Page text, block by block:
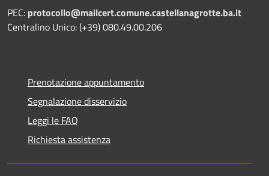
PEC: protocollo@mailcert.comune.castellanagrotte.ba.it
Centralino Unico: (+39) 080.49.00.206
Prenotazione appuntamento
Segnalazione disservizio
Leggi le FAQ
Richiesta assistenza